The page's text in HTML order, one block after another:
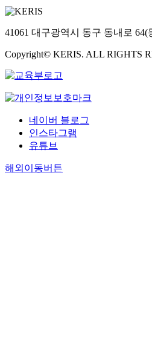
41061 대구광역시 동구 동내로 64(
Copyright© KERIS. ALL RIGHTS
네이버 블로그
인스타그램
유튜브
해외이동버튼